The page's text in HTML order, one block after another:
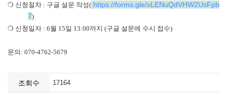
❍ 신청절차 : 구글 설문 작성( https://forms.gle/xLENuQdVHW2UsFpb
7)
❍ 신청일자 : 6월 15일 13:00까지 (구글 설문에 수시 접수)
문의 : 070-4762-5679
조회수 17164